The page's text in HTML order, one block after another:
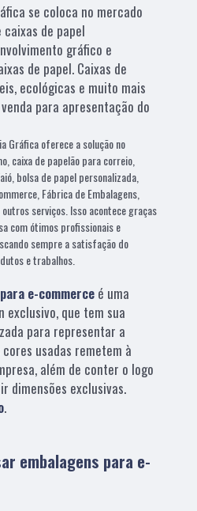
se coloca no mercado
de papel
gráfico e
de papel. Caixas de
ecológicas e muito mais
para apresentação do
Gráfica oferece a solução no
caixa de papelão para correio,
bolsa de papel personalizada,
Fábrica de Embalagens,
serviços. Isso acontece graças
com ótimos profissionais e
sempre a satisfação do
e trabalhos.
e-commerce é uma
exclusivo, que tem sua
para representar a
usadas remetem à
além de conter o logo
dimensões exclusivas.
.
embalagens para e-